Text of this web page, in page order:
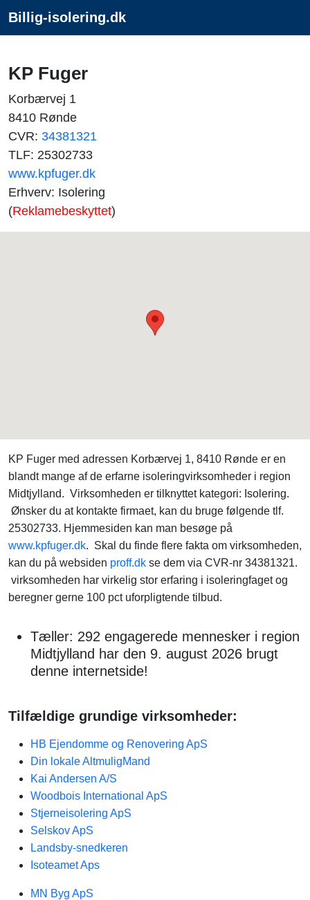
Billig-isolering.dk
KP Fuger
Korbærvej 1
8410 Rønde
CVR: 34381321
TLF: 25302733
www.kpfuger.dk
Erhverv: Isolering
(Reklamebeskyttet)
KP Fuger med adressen Korbærvej 1, 8410 Rønde er en
blandt mange af de erfarne isoleringvirksomheder i region
Midtjylland. Virksomheden er tilknyttet kategori: Isolering.
Ønsker du at kontakte firmaet, kan du bruge følgende tlf.
25302733. Hjemmesiden kan man besøge på
www.kpfuger.dk. Skal du finde flere fakta om virksomheden,
kan du på websiden proff.dk se dem via CVR-nr 34381321.
virksomheden har virkelig stor erfaring i isoleringfaget og
beregner gerne 100 pct uforpligtende tilbud.
Tæller: 292 engagerede mennesker i region
Midtjylland har den 9. august 2026 brugt
denne internetside!
Tilfældige grundige virksomheder:
HB Ejendomme og Renovering ApS
Din lokale AltmuligMand
Kai Andersen A/S
Woodbois International ApS
Stjerneisolering ApS
Selskov ApS
Landsby-snedkeren
Isoteamet Aps
MN Byg ApS